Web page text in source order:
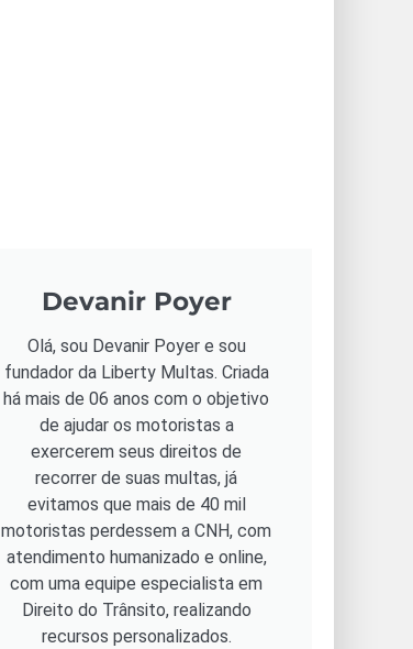
Devanir Poyer
Olá, sou Devanir Poyer e sou
fundador da Liberty Multas. Criada
há mais de 06 anos com o objetivo
de ajudar os motoristas a
exercerem seus direitos de
recorrer de suas multas, já
evitamos que mais de 40 mil
motoristas perdessem a CNH, com
atendimento humanizado e online,
com uma equipe especialista em
Direito do Trânsito, realizando
recursos personalizados.